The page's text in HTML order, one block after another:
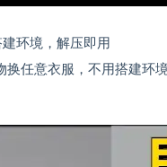
环境，解压即用
换任意衣服，不用搭建环